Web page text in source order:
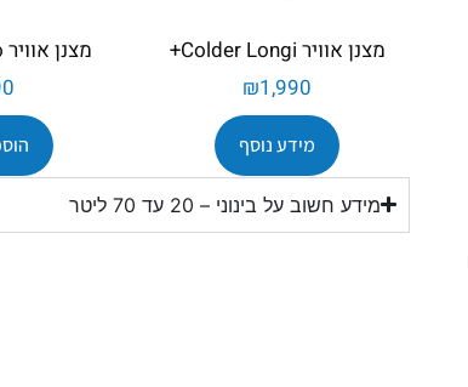
מצנן אוויר Colder Longi+
₪1,990
מידע נוסף
מצנן אוויר Colder Como
מידע חשוב על בינוני – 20 עד 70 ליטר